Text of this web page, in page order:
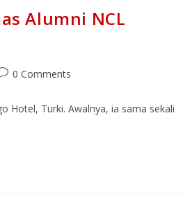
Alumni NCL
0 Comments
Hotel, Turki. Awalnya, ia sama sekali